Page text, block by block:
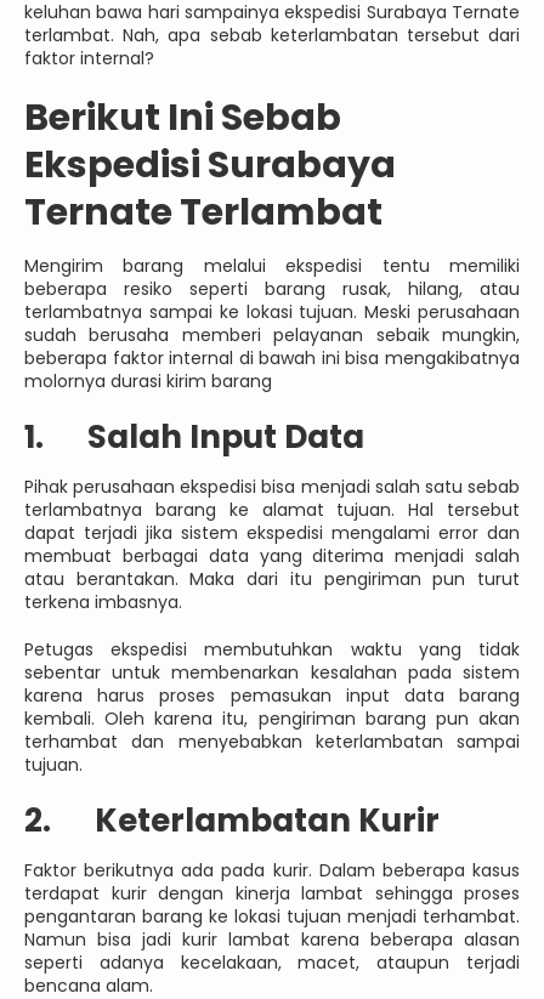
keluhan bawa hari sampainya ekspedisi Surabaya Ternate
terlambat. Nah, apa sebab keterlambatan tersebut dari
faktor internal?
Berikut Ini Sebab
Ekspedisi Surabaya
Ternate Terlambat
Mengirim barang melalui ekspedisi tentu memiliki
beberapa resiko seperti barang rusak, hilang, atau
terlambatnya sampai ke lokasi tujuan. Meski perusahaan
sudah berusaha memberi pelayanan sebaik mungkin,
beberapa faktor internal di bawah ini bisa mengakibatnya
molornya durasi kirim barang
1. Salah Input Data
Pihak perusahaan ekspedisi bisa menjadi salah satu sebab
terlambatnya barang ke alamat tujuan. Hal tersebut
dapat terjadi jika sistem ekspedisi mengalami error dan
membuat berbagai data yang diterima menjadi salah
atau berantakan. Maka dari itu pengiriman pun turut
terkena imbasnya.
Petugas ekspedisi membutuhkan waktu yang tidak
sebentar untuk membenarkan kesalahan pada sistem
karena harus proses pemasukan input data barang
kembali. Oleh karena itu, pengiriman barang pun akan
terhambat dan menyebabkan keterlambatan sampai
tujuan.
2. Keterlambatan Kurir
Faktor berikutnya ada pada kurir. Dalam beberapa kasus
terdapat kurir dengan kinerja lambat sehingga proses
pengantaran barang ke lokasi tujuan menjadi terhambat.
Namun bisa jadi kurir lambat karena beberapa alasan
seperti adanya kecelakaan, macet, ataupun terjadi
bencana alam.